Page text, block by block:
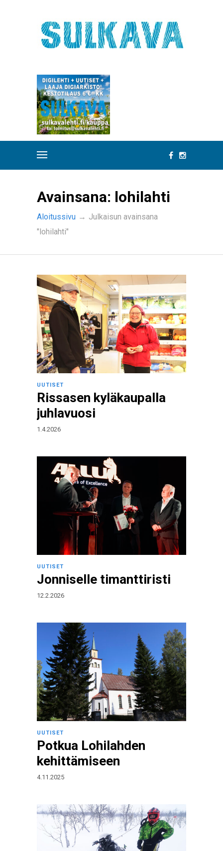
Avainsana: lohilahti
Aloitussivu → Julkaisun avainsana
"lohilahti"
UUTISET
Rissasen kyläkaupalla
juhlavuosi
1.4.2026
UUTISET
Jonniselle timanttiristi
12.2.2026
UUTISET
Potkua Lohilahden
kehittämiseen
4.11.2025